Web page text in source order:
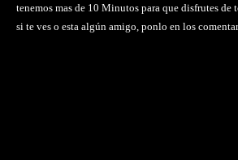
tenemos mas de 10 Minutos para que disfrutes de
si te ves o esta algún amigo, ponlo en los